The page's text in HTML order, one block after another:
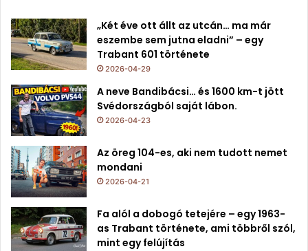
„Két éve ott állt az utcán… ma már
eszembe sem jutna eladni” – egy
Trabant 601 története
2026-04-29
A neve Bandibácsi… és 1600 km-t jött
Svédországból saját lábon.
2026-04-23
Az öreg 104-es, aki nem tudott nemet
mondani
2026-04-21
Fa alól a dobogó tetejére – egy 1963-
as Trabant története, ami többről szól,
mint egy felújítás